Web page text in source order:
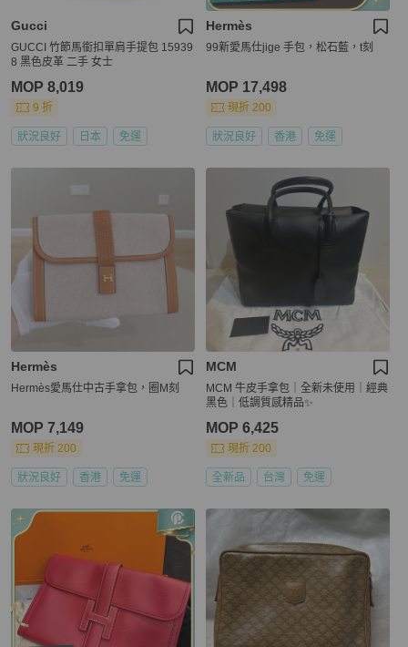
Gucci
GUCCI 竹節馬銜扣單肩手提包 15939
8 黑色皮革 二手 女士
MOP 8,019
9 折
狀況良好 日本 免運
Hermès
99新愛馬仕jige 手包，松石藍，t刻
MOP 17,498
現折 200
狀況良好 香港 免運
Hermès
Hermès愛馬仕中古手拿包，圈M刻
MOP 7,149
現折 200
狀況良好 香港 免運
MCM
MCM 牛皮手拿包｜全新未使用｜經典
黑色｜低調質感精品✨
MOP 6,425
現折 200
全新品 台灣 免運